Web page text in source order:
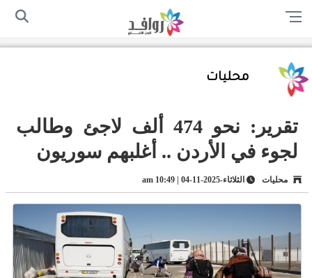
الرئيسية سياسة الخصوصية
محليات
تقرير: نحو 474 ألف لاجئ وطالب
لجوء في الأردن .. أغلبهم سوريون
محليات الثلاثاء-2025-11-04 | 10:49 am